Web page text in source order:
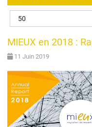
Afficher #
MIEUX en 2018 :
11 Juin 2019